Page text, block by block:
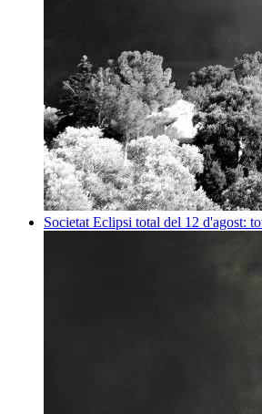
Societat Eclipsi total del 12 d'agost: